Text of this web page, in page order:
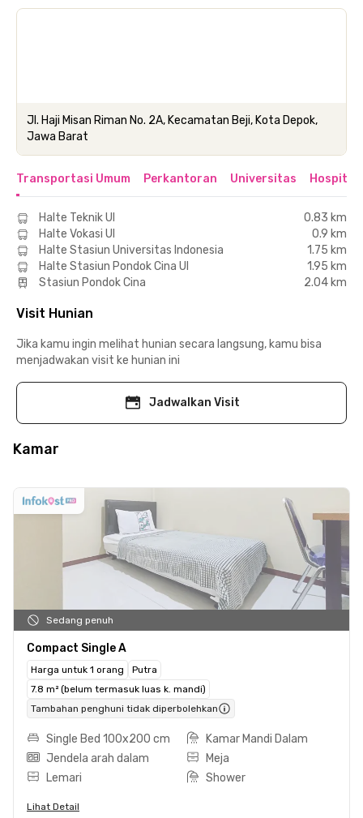
Jl. Haji Misan Riman No. 2A, Kecamatan Beji, Kota Depok,
Jawa Barat
Transportasi Umum Perkantoran Universitas Hospital
Halte Teknik UI
0.83 km
Halte Vokasi UI
0.9 km
Halte Stasiun Universitas Indonesia
1.75 km
Halte Stasiun Pondok Cina UI
1.95 km
Stasiun Pondok Cina
2.04 km
Visit Hunian
Jika kamu ingin melihat hunian secara langsung, kamu bisa
menjadwakan visit ke hunian ini
Jadwalkan Visit
Kamar
Sedang penuh
Compact Single A
Harga untuk 1 orang
Putra
7.8 m² (belum termasuk luas k. mandi)
Tambahan penghuni tidak diperbolehkan
Single Bed 100x200 cm
Kamar Mandi Dalam
Jendela arah dalam
Meja
Lemari
Shower
Lihat Detail